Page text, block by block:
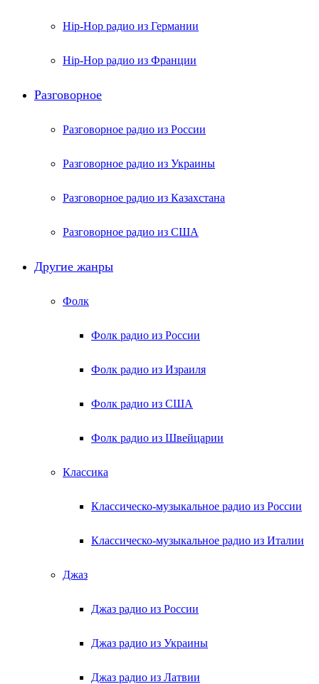
Hip-Hop радио из Германии
Hip-Hop радио из Франции
Разговорное
Разговорное радио из России
Разговорное радио из Украины
Разговорное радио из Казахстана
Разговорное радио из США
Другие жанры
Фолк
Фолк радио из России
Фолк радио из Израиля
Фолк радио из США
Фолк радио из Швейцарии
Классика
Классическо-музыкальное радио из России
Классическо-музыкальное радио из Италии
Джаз
Джаз радио из России
Джаз радио из Украины
Джаз радио из Латвии